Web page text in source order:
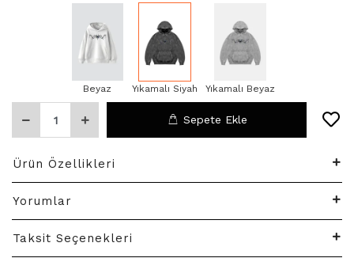
Beyaz Yıkamalı Siyah Yıkamalı Beyaz
Sepete Ekle
Ürün Özellikleri
Yorumlar
Taksit Seçenekleri